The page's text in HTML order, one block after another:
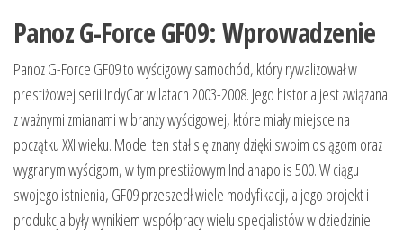
Panoz G-Force GF09: Wprowadzenie
Panoz G-Force GF09 to wyścigowy samochód, który rywalizował w
prestiżowej serii IndyCar w latach 2003-2008. Jego historia jest związana
z ważnymi zmianami w branży wyścigowej, które miały miejsce na
początku XXI wieku. Model ten stał się znany dzięki swoim osiągom oraz
wygranym wyścigom, w tym prestiżowym Indianapolis 500. W ciągu
swojego istnienia, GF09 przeszedł wiele modyfikacji, a jego projekt i
produkcja były wynikiem współpracy wielu specjalistów w dziedzinie